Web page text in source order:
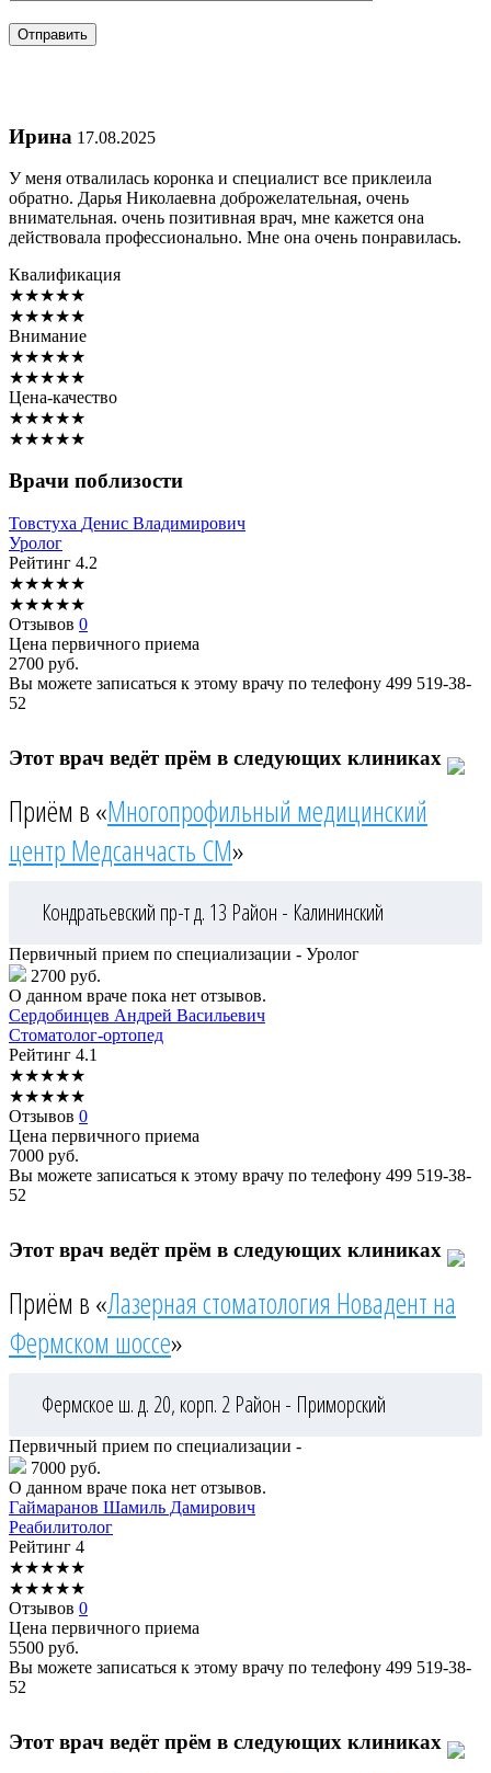
Ирина 17.08.2025
У меня отвалилась коронка и специалист все приклеила
обратно. Дарья Николаевна доброжелательная, очень
внимательная. очень позитивная врач, мне кажется она
действовала профессионально. Мне она очень понравилась.
Квалификация
★★★★★
★★★★★
Внимание
★★★★★
★★★★★
Цена-качество
★★★★★
★★★★★
Врачи поблизости
Товстуха Денис Владимирович
Уролог
Рейтинг 4.2
★★★★★
★★★★★
Отзывов 0
Цена первичного приема
2700 руб.
Вы можете записаться к этому врачу по телефону 499 519-38-
52
Этот врач ведёт прём в следующих клиниках
Приём в «Многопрофильный медицинский
центр Медсанчасть СМ»
Кондратьевский пр-т д. 13 Район - Калининский
Первичный прием по специализации - Уролог
2700 руб.
О данном враче пока нет отзывов.
Сердобинцев Андрей Васильевич
Стоматолог-ортопед
Рейтинг 4.1
★★★★★
★★★★★
Отзывов 0
Цена первичного приема
7000 руб.
Вы можете записаться к этому врачу по телефону 499 519-38-
52
Этот врач ведёт прём в следующих клиниках
Приём в «Лазерная стоматология Новадент на
Фермском шоссе»
Фермское ш. д. 20, корп. 2 Район - Приморский
Первичный прием по специализации -
7000 руб.
О данном враче пока нет отзывов.
Гаймаранов Шамиль Дамирович
Реабилитолог
Рейтинг 4
★★★★★
★★★★★
Отзывов 0
Цена первичного приема
5500 руб.
Вы можете записаться к этому врачу по телефону 499 519-38-
52
Этот врач ведёт прём в следующих клиниках